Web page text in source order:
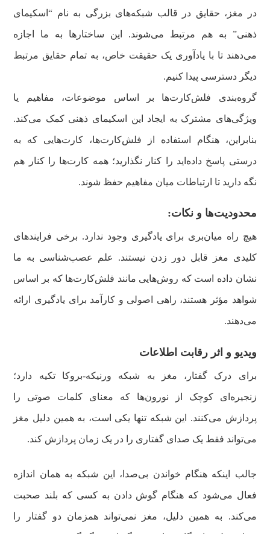
در مغز، حقایق در قالب شبکه‌های بزرگی به نام “اسکیمای
ذهنی” به هم مرتبط می‌شوند. این ساختارها به ما اجازه
می‌دهند تا با یادآوری یک حقیقت خاص، به تمام حقایق مرتبط
دیگر دسترسی پیدا کنیم.
گروه‌بندی فلش‌کارت‌ها بر اساس موضوعات، مفاهیم یا
ویژگی‌های مشترک به ایجاد این اسکیمای ذهنی کمک می‌کند.
بنابراین، هنگام استفاده از فلش‌کارت‌ها، کارت‌هایی که به
درستی پاسخ داده‌اید را کنار نگذارید؛ همه کارت‌ها را کنار هم
نگه دارید تا ارتباطات میان مفاهیم حفظ شوند.
محدودیت‌ها و نکات:
هیچ راه میان‌بری برای یادگیری وجود ندارد. برخی فرایندهای
کلیدی مغز قابل دور زدن نیستند. علم عصب‌شناسی به ما
نشان داده است که روش‌هایی مانند فلش‌کارت‌ها که بر اساس
شواهد مؤثر هستند، راهی اصولی و کارآمد برای یادگیری ارائه
می‌دهند.
ویدیو و اثر رقابت اطلاعات
برای درک گفتار، مغز به شبکه ورنیکه-بروکا تکیه دارد؛
زنجیره‌ای کوچک از نورون‌ها که معنای کلمات صوتی را
پردازش می‌کنند. این شبکه تنها یکی است، به همین دلیل مغز
می‌تواند فقط یک صدای گفتاری را در یک زمان پردازش کند.
جالب اینکه هنگام خواندن بی‌صدا، این شبکه به همان اندازه
فعال می‌شود که هنگام گوش دادن به کسی که بلند صحبت
می‌کند. به همین دلیل، مغز نمی‌تواند همزمان دو گفتار را